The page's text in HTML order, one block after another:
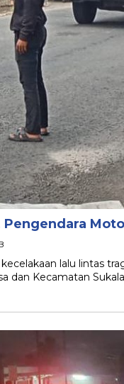
lalu lintas
dan Kecamatan